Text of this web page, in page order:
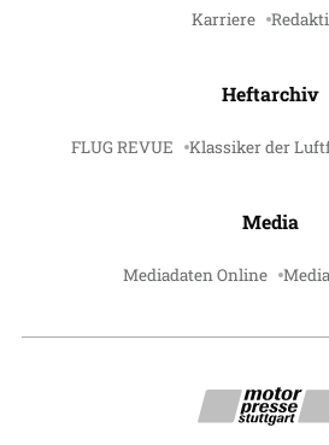
Karriere
Heftarchiv
FLUG REVUE Klassiker der
Media
Mediadaten Online